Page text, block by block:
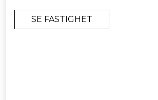
SE FASTIGHET